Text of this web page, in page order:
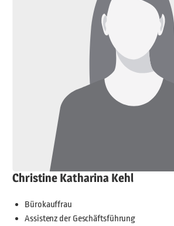
Christine Katharina Kehl
Bürokauffrau
Assistenz der Geschäftsführung